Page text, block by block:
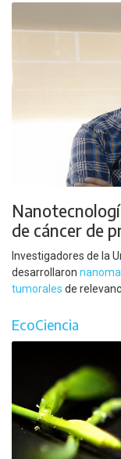
de cáncer de
Investigadores de la
desarrollaron
tumorales de
EcoCiencia